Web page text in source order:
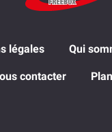
légales Qui
contacter